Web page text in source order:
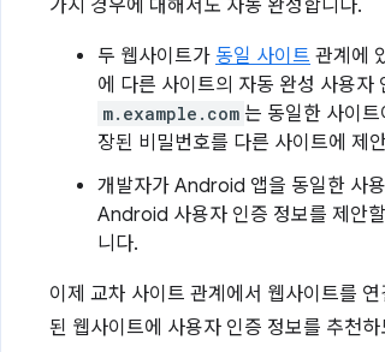
가지 경우에 대해서도 자동 완성합니다.
두 웹사이트가 동일 사이트 관계에
에 다른 사이트의 자동 완성 사용자
m.example.com 는 동일한 사이
장된 비밀번호를 다른 사이트에 제
개발자가 Android 앱을 동일한 사
Android 사용자 인증 정보를 제안
니다.
이제 교차 사이트 관계에서 웹사이트를
된 웹사이트에 사용자 인증 정보를 추천